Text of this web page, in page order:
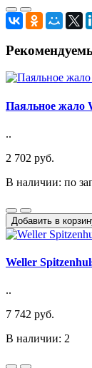
Паяльное жало
..
2 702 руб.
В наличии: по
Добавить в
Weller
..
7 742 руб.
В наличии: 2